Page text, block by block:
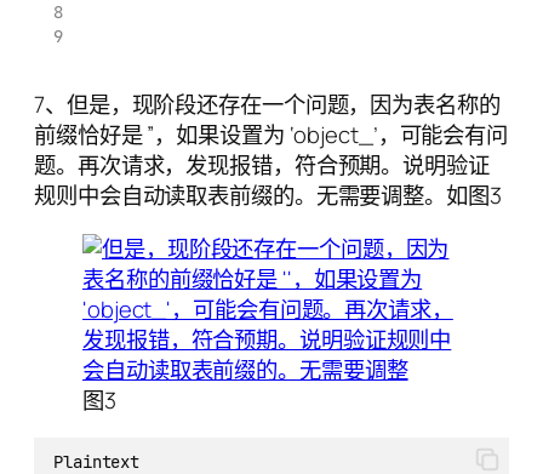
7、但是，现阶段还存在一个问题，因为表名称的
前缀恰好是 ”，如果设置为 ‘object_’，可能会有问
题。再次请求，发现报错，符合预期。说明验证
规则中会自动读取表前缀的。无需要调整。如图3
图3
Plaintext